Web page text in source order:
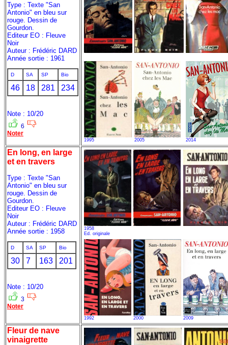
Type : Texte "San
Antonio" en bleu sur
rouge. Dessin de
Gourdon.
Editeur EO : Fleuve
Noir
Auteur : Frédéric DARD
Année sortie : 1961
D SA SP Bio
46 18 281 234
Note : 10/20
6
Noter
1995 2005 2014
En long, en large
et en travers
Type : Texte "San
Antonio" en bleu sur
rouge. Dessin de
Gourdon.
Editeur EO : Fleuve
Noir
Auteur : Frédéric DARD
Année sortie : 1958
D SA SP Bio
30 7 163 201
Note : 10/20
3
Noter
1958
Ed. originale
1992 2000 2009
Fleur de nave
vinaigrette